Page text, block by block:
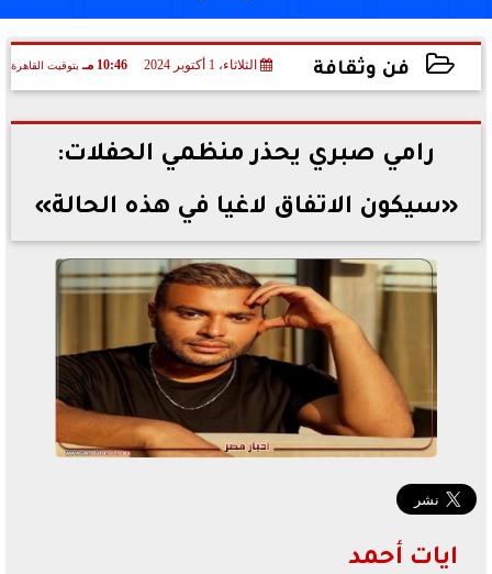
فن وثقافة الثلاثاء، 1 أكتوبر 2024 10:46 مـ بتوقيت القاهرة
2024-10-01 22:46:24
رامي صبري يحذر منظمي الحفلات:
«سيكون الاتفاق لاغيا في هذه الحالة»
ايات أحمد